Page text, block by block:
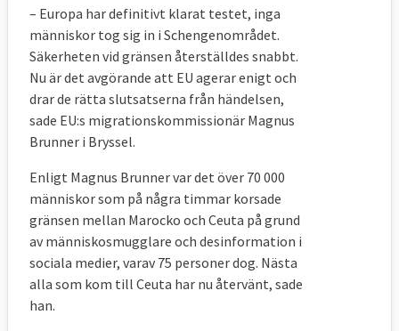
utöka omfördelningen av flyktingar att även
omfatta alla asylsökande som exempelvis
personer inom så de kallade
gränsförfarandena. EU-länderna måste
antingen ta emot flyktingar eller åta sig att
avvisa dem utan skyddsbehov – alternativet
Man ska även omedelbart kunna bevilja en
grupp personer med skyddsbehov ett
tillfälligt skydd i EU-länderna.
Lagliga vägar in
– Europa har definitivt klarat testet, inga
människor tog sig in i Schengenområdet.
Säkerheten vid gränsen återställdes snabbt.
Nu är det avgörande att EU agerar enigt och
drar de rätta slutsatserna från händelsen,
sade EU:s migrationskommissionär Magnus
Brunner i Bryssel.
Enligt Magnus Brunner var det över 70 000
människor som på några timmar korsade
gränsen mellan Marocko och Ceuta på grund
av människosmugglare och desinformation i
sociala medier, varav 75 personer dog. Nästa
alla som kom till Ceuta har nu återvänt, sade
han.